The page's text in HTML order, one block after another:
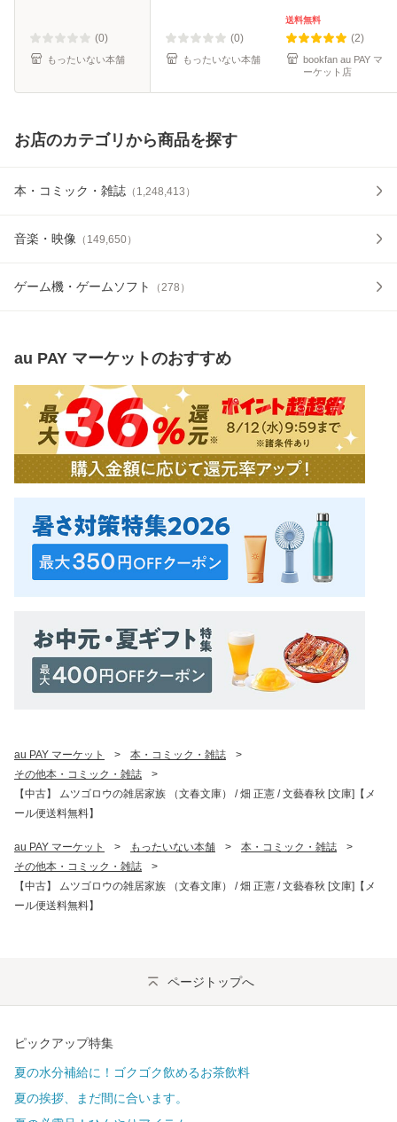
(0)
もったいない本舗
(0)
もったいない本舗
送料無料
(2)
bookfan au PAY マ
ーケット店
お店のカテゴリから商品を探す
本・コミック・雑誌 （ 1,248,413 ）
音楽・映像 （ 149,650）
ゲーム機・ゲームソフト （278 ）
au PAY マーケットのおすすめ
au PAY マーケット > 本・コミック・雑誌
>
その他本・コミック・雑誌
>
【中古】 ムツゴロウの雑居家族 （文春文庫） / 畑 正憲 / 文藝春秋 [文庫]【メ
ール便送料無料】
au PAY マーケット > もったいない本舗 > 本・コミック・雑誌
>
その他本・コミック・雑誌
>
【中古】 ムツゴロウの雑居家族 （文春文庫） / 畑 正憲 / 文藝春秋 [文庫]【メ
ール便送料無料】
ページトップへ
ピックアップ特集
夏の水分補給に！ゴクゴク飲めるお茶飲料
夏の挨拶、まだ間に合います。